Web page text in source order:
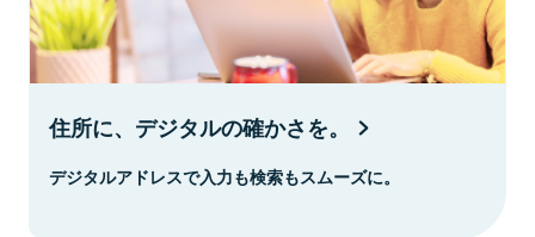
住所に、デジタルの確かさを。
デジタルアドレスで入力も検索もスムーズに。